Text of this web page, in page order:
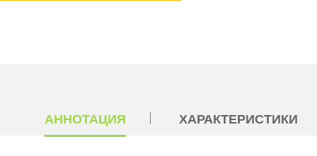
АННОТАЦИЯ ХАРАКТЕРИСТИКИ